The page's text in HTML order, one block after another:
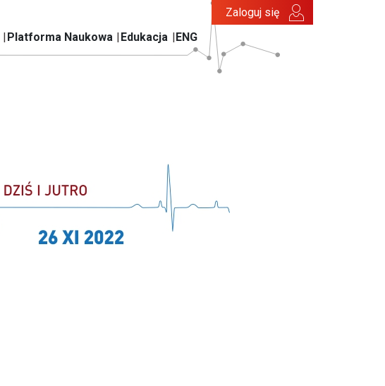
Platforma Naukowa Edukacja ENG
Zaloguj się